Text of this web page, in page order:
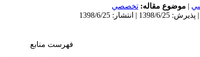
| موضوع مقاله: تخصصي
فهرست منابع